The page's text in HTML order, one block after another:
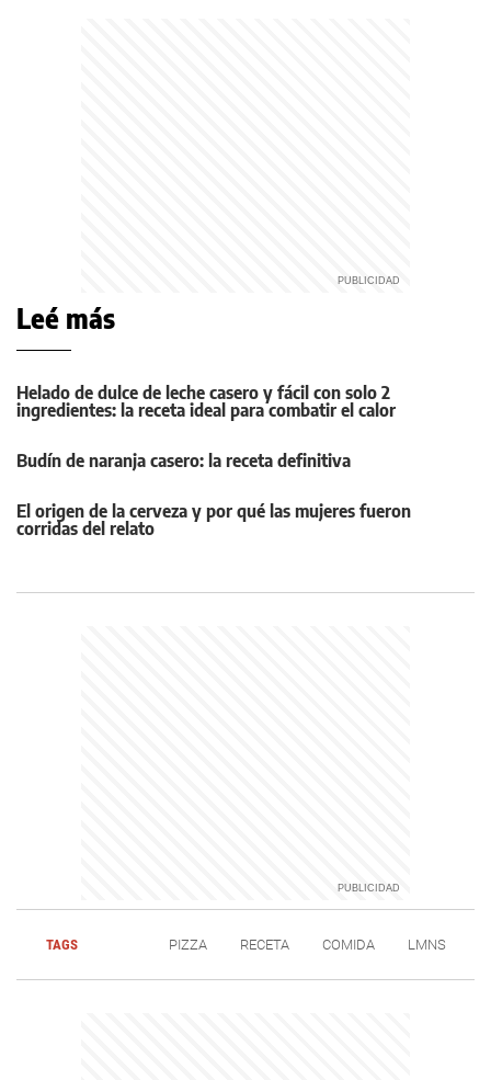
Leé más
Helado de dulce de leche casero y fácil con solo 2
ingredientes: la receta ideal para combatir el calor
Budín de naranja casero: la receta definitiva
El origen de la cerveza y por qué las mujeres fueron
corridas del relato
TAGS PIZZA RECETA COMIDA LMNS